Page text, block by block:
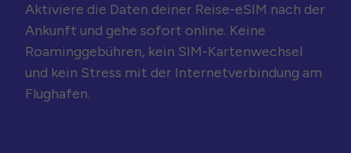
Aktiviere die Daten deiner Reise-eSIM nach der
Ankunft und gehe sofort online. Keine
Roaminggebühren, kein SIM-Kartenwechsel
und kein Stress mit der Internetverbindung am
Flughafen.